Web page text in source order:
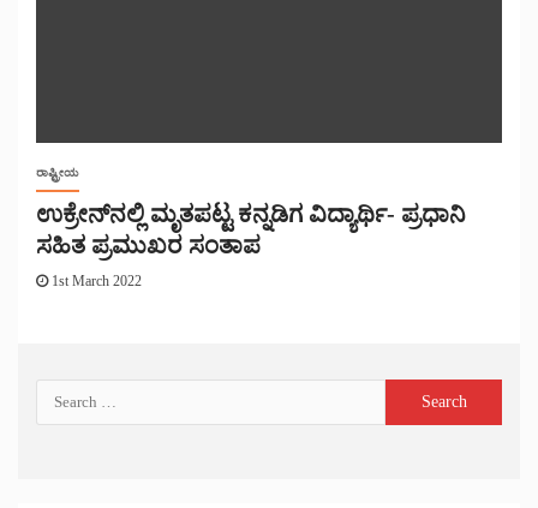
ರಾಷ್ಟ್ರೀಯ
ಉಕ್ರೇನ್‌ನಲ್ಲಿ ಮೃತಪಟ್ಟ ಕನ್ನಡಿಗ ವಿದ್ಯಾರ್ಥಿ- ಪ್ರಧಾನಿ
ಸಹಿತ ಪ್ರಮುಖರ ಸಂತಾಪ
1st March 2022